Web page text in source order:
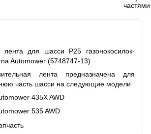
лента для шасси P25 газонокосилок-
Automower (5748747-13)
лента предназначена для
часть шасси на следующие модели
435X AWD
535 AWD